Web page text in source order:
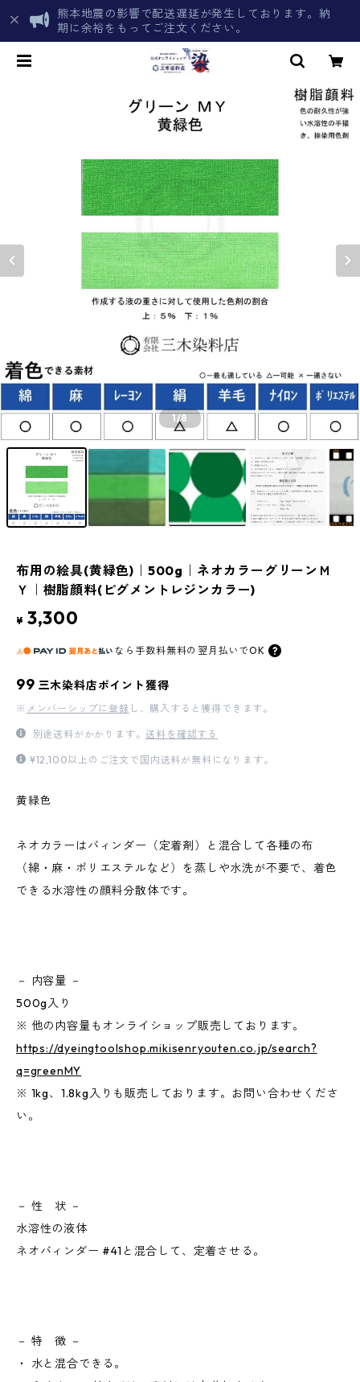
熊本地震の影響で配送遅延が発生しております。納
期に余裕をもってご注文ください。
1/8
布用の絵具(黄緑色)｜500g｜ネオカラーグリーンＭ
Ｙ｜樹脂顔料(ピグメントレジンカラー)
¥ 3,300
なら 手数料無料の 翌月払いでOK
99 三木染料店ポイント獲得
※ メンバーシップに登録 し、購入すると獲得できます。
別途送料がかかります。送料を確認する
¥12,100以上のご注文で国内送料が無料になります。
黄緑色
ネオカラーはバィンダー（定着剤）と混合して各種の布
（綿・麻・ポリエステルなど）を蒸しや水洗が不要で、着色
できる水溶性の顔料分散体です。
－ 内容量 －
500g入り
※ 他の内容量もオンライショップ販売しております。
https://dyeingtoolshop.mikisenryouten.co.jp/search?
q=greenMY
※ 1kg、1.8kg入りも販売しております。お問い合わせくださ
い。
－ 性 状 －
水溶性の液体
ネオバィンダー #41と混合して、定着させる。
－ 特 徴 －
・ 水と混合できる。